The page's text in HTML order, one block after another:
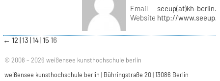
Email
seeup(at)kh-
Website http://
← 12 13 14 15 16
© 2008 – 2026 weißensee kunsthochschule berlin
weißensee kunsthochschule berlin | Bühringstraße 20 | 13086 Berlin